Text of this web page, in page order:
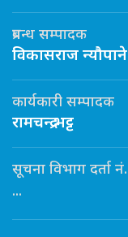
प्रबन्ध सम्पादक
विकासराज न्यौपाने
कार्यकारी सम्पादक
रामचन्द्र भट्ट
सूचना विभाग दर्ता नं.
...